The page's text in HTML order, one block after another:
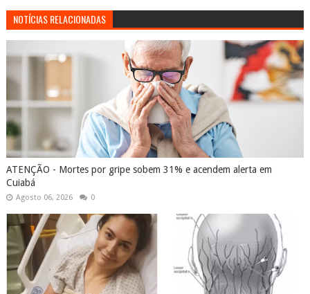
NOTÍCIAS RELACIONADAS
ATENÇÃO - Mortes por gripe sobem 31% e acendem alerta em
Cuiabá
Agosto 06, 2026 0